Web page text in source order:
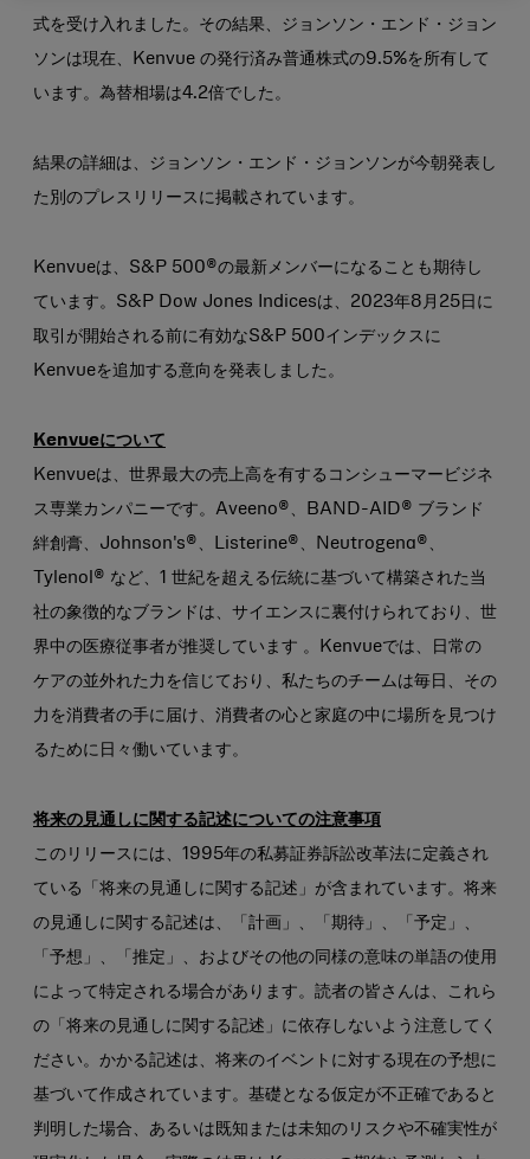
式を受け入れました。その結果、ジョンソン・エンド・ジョン
ソンは現在、Kenvue の発行済み普通株式の9.5%を所有して
います。為替相場は4.2倍でした。
結果の詳細は、ジョンソン・エンド・ジョンソンが今朝発表し
た別のプレスリリースに掲載されています。
Kenvueは、S&P 500®の最新メンバーになることも期待し
ています。S&P Dow Jones Indicesは、2023年8月25日に
取引が開始される前に有効なS&P 500インデックスに
Kenvueを追加する意向を発表しました。
Kenvueについて
Kenvueは、世界最大の売上高を有するコンシューマービジネ
ス専業カンパニーです。Aveeno®、BAND-AID® ブランド
絆創膏、Johnson's®、Listerine®、Neutrogena®、
Tylenol® など、1 世紀を超える伝統に基づいて構築された当
社の象徴的なブランドは、サイエンスに裏付けられており、世
界中の医療従事者が推奨しています 。Kenvueでは、日常の
ケアの並外れた力を信じており、私たちのチームは毎日、その
力を消費者の手に届け、消費者の心と家庭の中に場所を見つけ
るために日々働いています。
将来の見通しに関する記述についての注意事項
このリリースには、1995年の私募証券訴訟改革法に定義され
ている「将来の見通しに関する記述」が含まれています。将来
の見通しに関する記述は、「計画」、「期待」、「予定」、
「予想」、「推定」、およびその他の同様の意味の単語の使用
によって特定される場合があります。読者の皆さんは、これら
の「将来の見通しに関する記述」に依存しないよう注意してく
ださい。かかる記述は、将来のイベントに対する現在の予想に
基づいて作成されています。基礎となる仮定が不正確であると
判明した場合、あるいは既知または未知のリスクや不確実性が